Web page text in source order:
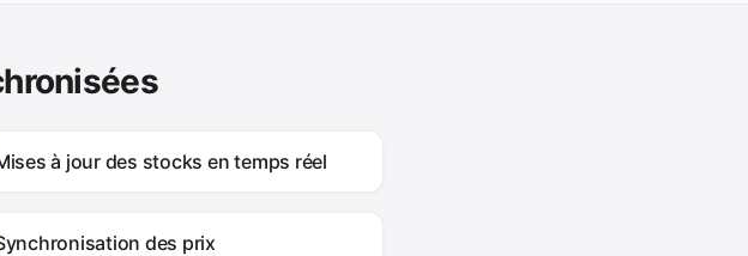
à jour des stocks en temps réel
des prix